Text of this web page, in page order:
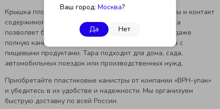
Ваш город: Москва?
Да Нет
Крышка плотно закрывается, предотвращая проливы и контакт
содержимого с внешней средой. Эргономичная ручка
позволяет без каких-либо сложностей переносить даже
полную канистру. Материал безопасен для контакта с
пищевыми продуктами. Тара подходит для дома, сада,
автомобильных поездок или производственных нужд.
Приобретайте пластиковые канистры от компании «ВРН-упак»
и убедитесь в их удобстве и надежности. Мы организуем
быструю доставку по всей России.